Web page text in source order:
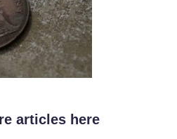
articles here